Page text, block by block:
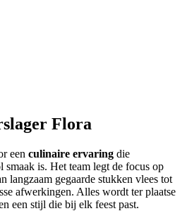
Flora
een culinaire ervaring die
is. Het team legt de focus op
langzaam gegaarde stukken vlees tot
afwerkingen. Alles wordt ter plaatse
een stijl die bij elk feest past.